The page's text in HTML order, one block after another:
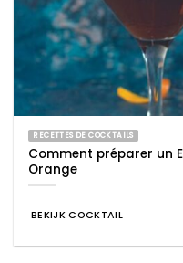
RECETTES DE COCKTAILS
Comment préparer un
Orange
BEKIJK COCKTAIL